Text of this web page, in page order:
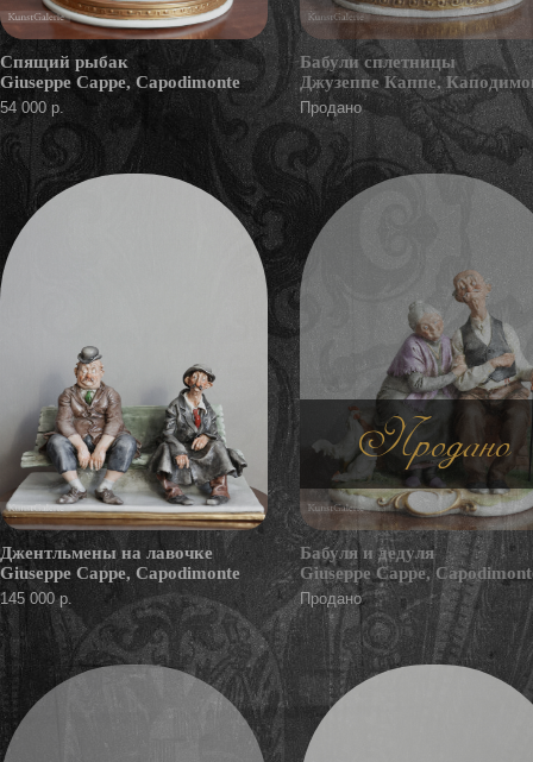
Спящий рыбак
Giuseppe Cappe, Capodimonte
54 000 р.
Бабули сплетницы
Джузеппе Каппе,
Продано
Джентльмены на лавочке
Giuseppe Cappe, Capodimonte
145 000 р.
Продано
Бабуля и дедуля
Giuseppe Cappe,
Продано